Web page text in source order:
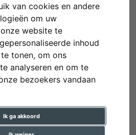
van cookies en andere
om uw
website te
inhoud
tonen, om ons
analyseren en om te
bezoekers vandaan
Ik ga akkoord